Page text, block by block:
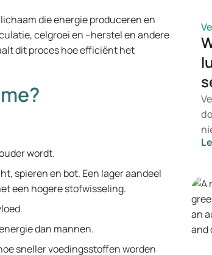
die energie produceren en
celgroei en –herstel en andere
dit proces hoe efficiënt het
wordt.
spieren en bot. Een lager aandeel
een hogere stofwisseling.
dan mannen.
sneller voedingsstoffen worden